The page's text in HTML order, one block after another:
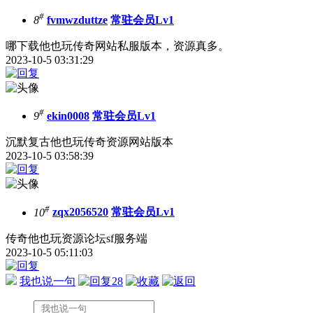
8# fvmwzduttze 常驻会员Lv1
哪下载他也玩传奇网站私服版本，资源真多。
2023-10-5 03:31:29
9# ekin0008 常驻会员Lv1
沉默复古他也玩传奇资源网站版本
2023-10-5 03:58:39
10# zqx2056520 常驻会员Lv1
传奇他也玩资源论坛sf服务端
2023-10-5 05:11:03
我也说一句 28